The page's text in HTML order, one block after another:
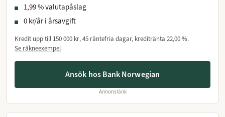
1,99 % valutapåslag
0 kr/år i årsavgift
Kredit upp till 150 000 kr, 45 räntefria dagar, kreditränta 22,00 %.
Se räkneexempel
Ansök hos Bank Norwegian
Annonslänk